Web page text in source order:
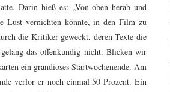
Darin hieß es: „Von oben herab und
Lust vernichten könnte, in den Film zu
die Kritiker geweckt, deren Texte die
das offenkundig nicht. Blicken wir
ein grandioses Startwochenende. Am
verlor er noch einmal 50 Prozent. Ein